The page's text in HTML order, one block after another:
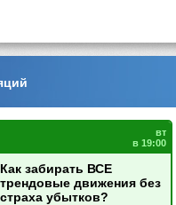
вт
в 19:00
Как забирать ВСЕ
трендовые движения без
страха убытков?